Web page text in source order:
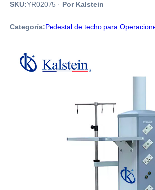
SKU:YR02075 · Por Kalstein
Categoría:Pedestal de techo para